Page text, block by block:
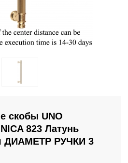
скобы UNO
823 Латунь
ДИАМЕТР РУЧКИ 3